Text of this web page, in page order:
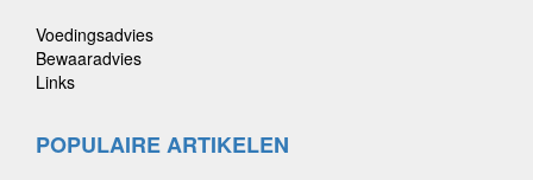
Voedingsadvies
Bewaaradvies
Links
POPULAIRE ARTIKELEN